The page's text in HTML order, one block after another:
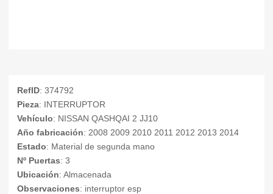
RefID: 374792
Pieza: INTERRUPTOR
Vehículo: NISSAN QASHQAI 2 JJ10
Año fabricación: 2008 2009 2010 2011 2012 2013 2014
Estado: Material de segunda mano
Nº Puertas: 3
Ubicación: Almacenada
Observaciones: interruptor esp